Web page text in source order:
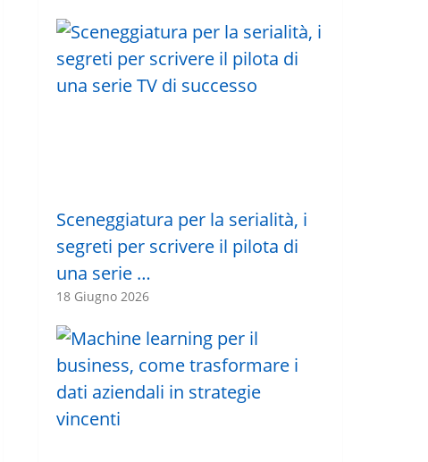
Sceneggiatura per la serialità, i
segreti per scrivere il pilota di
una serie …
18 Giugno 2026